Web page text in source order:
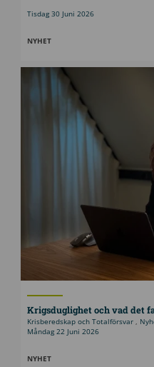
Tisdag 30 Juni 2026
NYHET
Krigsduglighet och vad det
Krisberedskap och Totalförsvar ,
Måndag 22 Juni 2026
NYHET